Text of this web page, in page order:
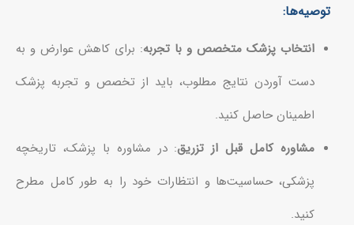
توصیه‌ها:
انتخاب پزشک متخصص و با تجربه: برای کاهش عوارض و به
دست آوردن نتایج مطلوب، باید از تخصص و تجربه پزشک
اطمینان حاصل کنید.
مشاوره کامل قبل از تزریق: در مشاوره با پزشک، تاریخچه
پزشکی، حساسیت‌ها و انتظارات خود را به طور کامل مطرح
کنید.